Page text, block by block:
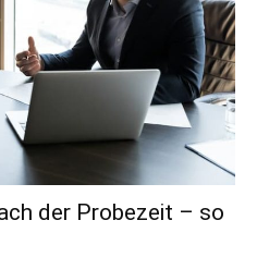
der Probezeit – so